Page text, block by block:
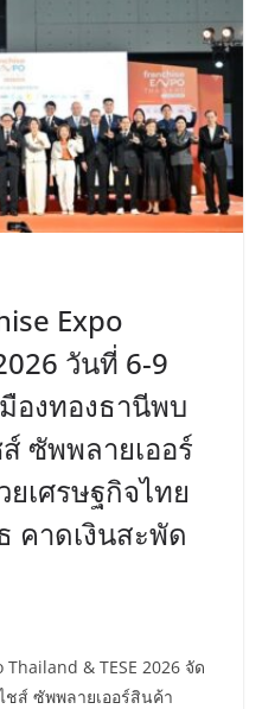
Expo
วันที่ 6-9
องทองธานีพบ
ซัพพลายเออร์
เศรษฐกิจไทย
คาดเงินสะพัด
& TESE 2026 จัด
ส์ ซัพพลายเออร์สินค้า